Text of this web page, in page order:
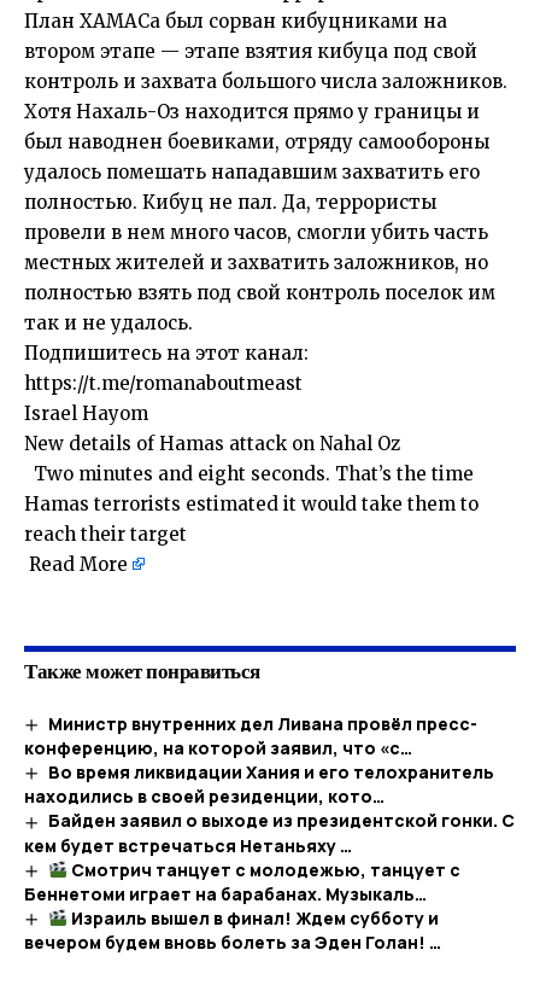
План ХАМАСа был сорван кибуцниками на
втором этапе — этапе взятия кибуца под свой
контроль и захвата большого числа заложников.
Хотя Нахаль-Оз находится прямо у границы и
был наводнен боевиками, отряду самообороны
удалось помешать нападавшим захватить его
полностью. Кибуц не пал. Да, террористы
провели в нем много часов, смогли убить часть
местных жителей и захватить заложников, но
полностью взять под свой контроль поселок им
так и не удалось.
Подпишитесь на этот канал:
https://t.me/romanaboutmeast
Israel Hayom
New details of Hamas attack on Nahal Oz
Two minutes and eight seconds. That’s the time
Hamas terrorists estimated it would take them to
reach their target
Read More
Также может понравиться
Министр внутренних дел Ливана провёл пресс-
конференцию, на которой заявил, что «с…
Во время ликвидации Хания и его телохранитель
находились в своей резиденции, кото…
Байден заявил о выходе из президентской гонки. С
кем будет встречаться Нетаньяху …
Смотрич танцует с молодежью, танцует с
Беннетоми играет на барабанах. Музыкаль…
Израиль вышел в финал! Ждем субботу и
вечером будем вновь болеть за Эден Голан! …​